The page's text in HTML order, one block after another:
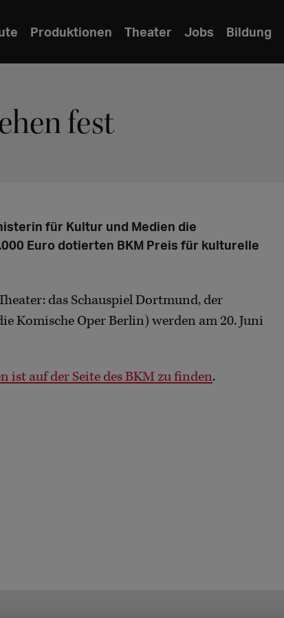
Produktionen Theater Jobs Bildung
fest
für Kultur und Medien die
Euro dotierten BKM Preis für kulturelle
das Schauspiel Dortmund, der
Komische Oper Berlin) werden am 20. Juni
ist auf der Seite des BKM zu finden.